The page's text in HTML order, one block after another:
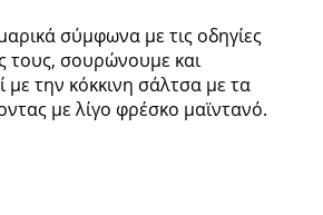
σύμφωνα με τις οδηγίες
τους, σουρώνουμε και
με την κόκκινη σάλτσα με τα
με λίγο φρέσκο μαϊντανό.